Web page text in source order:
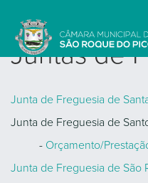
Juntas de
Junta de Freguesia de
Junta de Freguesia de
- Orçamento/
Junta de Freguesia de São